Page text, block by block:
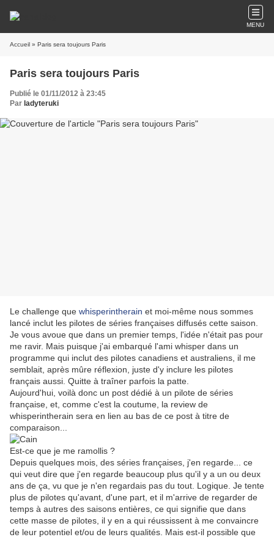
MENU
Accueil » Paris sera toujours Paris
Paris sera toujours Paris
Publié le 01/11/2012 à 23:45
Par ladyteruki
Le challenge que whisperintherain et moi-même nous sommes
lancé inclut les pilotes de séries françaises diffusés cette saison.
Je vous avoue que dans un premier temps, l'idée n'était pas pour
me ravir. Mais puisque j'ai embarqué l'ami whisper dans un
programme qui inclut des pilotes canadiens et australiens, il me
semblait, après mûre réflexion, juste d'y inclure les pilotes
français aussi. Quitte à traîner parfois la patte.
Aujourd'hui, voilà donc un post dédié à un pilote de séries
française, et, comme c'est la coutume, la review de
whisperintherain sera en lien au bas de ce post à titre de
comparaison...
Est-ce que je me ramollis ?
Depuis quelques mois, des séries françaises, j'en regarde... ce
qui veut dire que j'en regarde beaucoup plus qu'il y a un ou deux
ans de ça, vu que je n'en regardais pas du tout. Logique. Je tente
plus de pilotes qu'avant, d'une part, et il m'arrive de regarder de
temps à autres des saisons entières, ce qui signifie que dans
cette masse de pilotes, il y en a qui réussissent à me convaincre
de leur potentiel et/ou de leurs qualités. Mais est-il possible que